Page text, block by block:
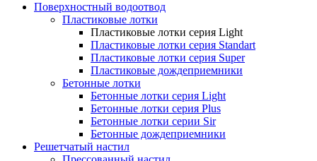
Поверхностный водоотвод
Пластиковые лотки
Пластиковые лотки серия Light
Пластиковые лотки серия Standart
Пластиковые лотки серия Super
Пластиковые дождеприемники
Бетонные лотки
Бетонные лотки серия Light
Бетонные лотки серия Plus
Бетонные лотки серии Sir
Бетонные дождеприемники
Решетчатый настил